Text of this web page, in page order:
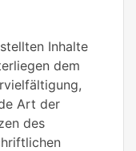
Inhalte
dem
Art der
des